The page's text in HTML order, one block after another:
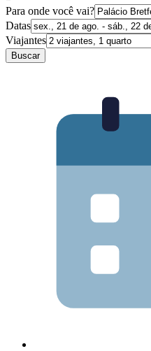
Para onde você vai?
Datas
Viajantes
Buscar